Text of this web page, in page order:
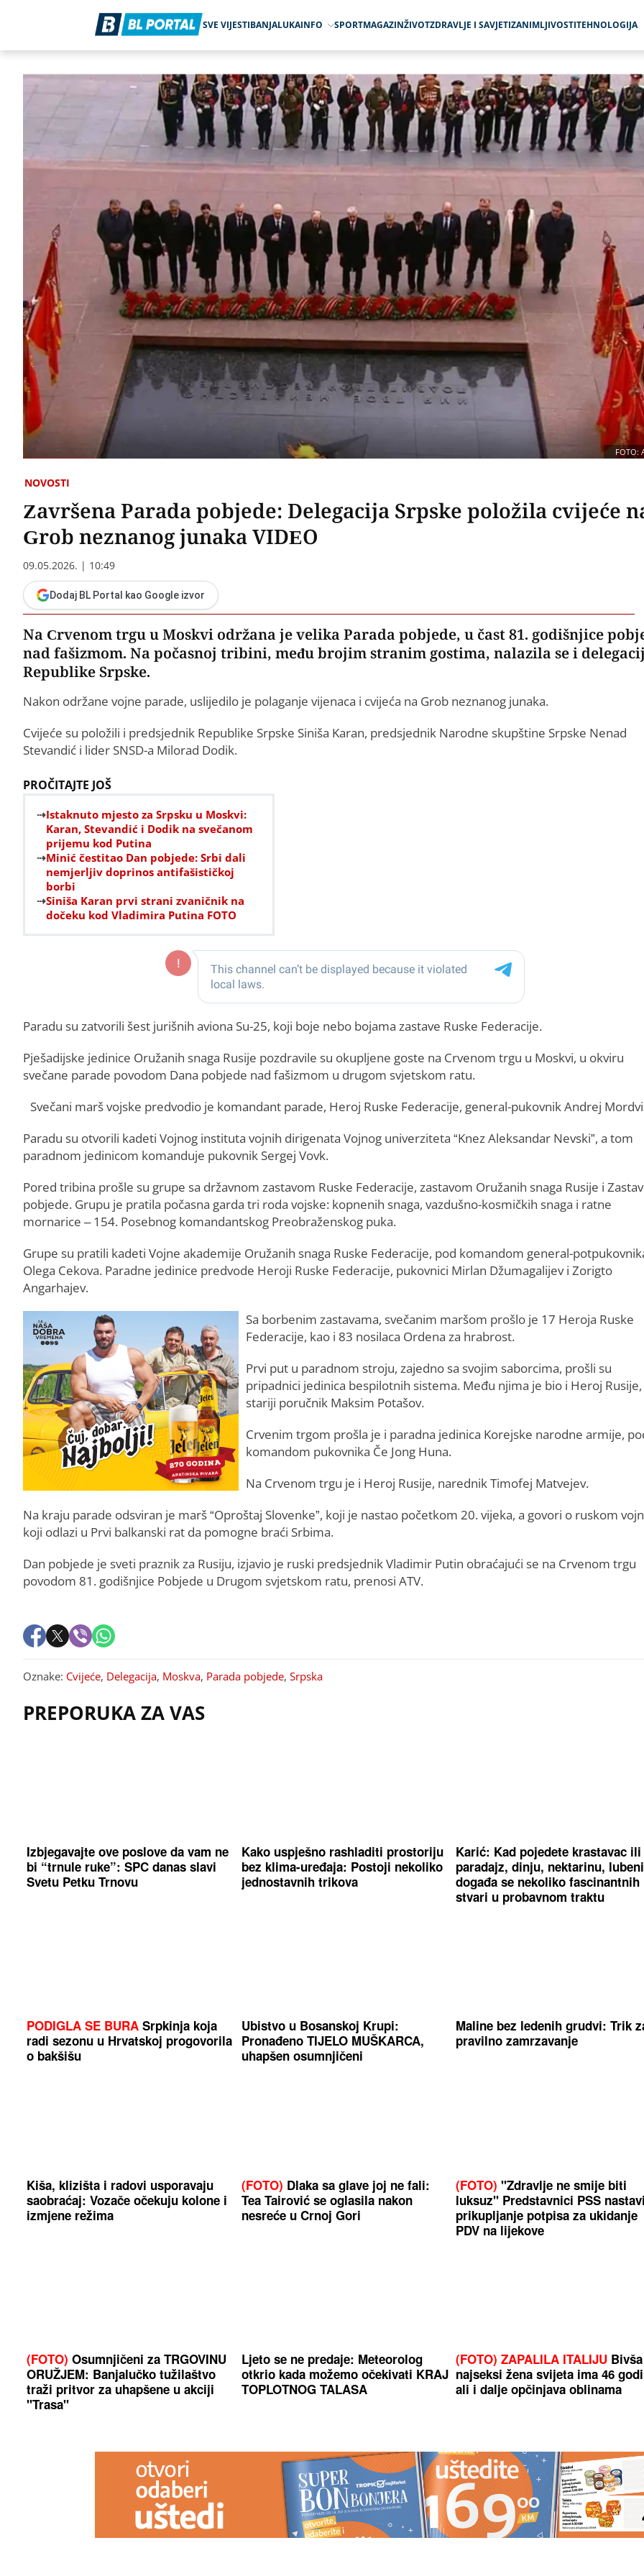
SVE VIJESTIBANJALUKAINFO SPORTMAGAZINŽIVOTZDRAVLJE I SAVJETIZANIMLJIVOSTITEHNOLOGIJA
FOTO:
NOVOSTI
Završena Parada pobjede: Delegacija Srpske položila cvijeće
Grob neznanog junaka VIDEO
09.05.2026. | 10:49
Dodaj BL Portal kao Google izvor
Na Crvenom trgu u Moskvi održana je velika Parada pobjede, u čast 81. godišnjice
nad fašizmom. Na počasnoj tribini, među brojim stranim gostima, nalazila se i
Republike Srpske.
Nakon održane vojne parade, uslijedilo je polaganje vijenaca i cvijeća na Grob neznanog junaka.
Cvijeće su položili i predsjednik Republike Srpske Siniša Karan, predsjednik Narodne skupštine Srpske Nenad
Stevandić i lider SNSD-a Milorad Dodik.
PROČITAJTE JOŠ
Istaknuto mjesto za Srpsku u Moskvi:
Karan, Stevandić i Dodik na svečanom
prijemu kod Putina
Minić čestitao Dan pobjede: Srbi dali
nemjerljiv doprinos antifašističkoj
borbi
Siniša Karan prvi strani zvaničnik na
dočeku kod Vladimira Putina FOTO
Paradu su zatvorili šest jurišnih aviona Su-25, koji boje nebo bojama zastave Ruske Federacije.
Pješadijske jedinice Oružanih snaga Rusije pozdravile su okupljene goste na Crvenom trgu u Moskvi, u okviru
svečane parade povodom Dana pobjede nad fašizmom u drugom svjetskom ratu.
Svečani marš vojske predvodio je komandant parade, Heroj Ruske Federacije, general-pukovnik Andrej
Paradu su otvorili kadeti Vojnog instituta vojnih dirigenata Vojnog univerziteta “Knez Aleksandar Nevski”, a tom
paradnom jedinicom komanduje pukovnik Sergej Vovk.
Pored tribina prošle su grupe sa državnom zastavom Ruske Federacije, zastavom Oružanih snaga Rusije i
pobjede. Grupu je pratila počasna garda tri roda vojske: kopnenih snaga, vazdušno-kosmičkih snaga i ratne
mornarice – 154. Posebnog komandantskog Preobraženskog puka.
Grupe su pratili kadeti Vojne akademije Oružanih snaga Ruske Federacije, pod komandom general-
Olega Cekova. Paradne jedinice predvode Heroji Ruske Federacije, pukovnici Mirlan Džumagalijev i Zorigto
Angarhajev.
Sa borbenim zastavama, svečanim maršom prošlo je 17 Heroja Ruske
Federacije, kao i 83 nosilaca Ordena za hrabrost.
Prvi put u paradnom stroju, zajedno sa svojim saborcima, prošli su
pripadnici jedinica bespilotnih sistema. Među njima je bio i Heroj Rusije,
stariji poručnik Maksim Potašov.
Crvenim trgom prošla je i paradna jedinica Korejske narodne armije,
komandom pukovnika Če Jong Huna.
Na Crvenom trgu je i Heroj Rusije, narednik Timofej Matvejev.
Na kraju parade odsviran je marš “Oproštaj Slovenke”, koji je nastao početkom 20. vijeka, a govori o ruskom
koji odlazi u Prvi balkanski rat da pomogne braći Srbima.
Dan pobjede je sveti praznik za Rusiju, izjavio je ruski predsjednik Vladimir Putin obraćajući se na Crvenom trgu
povodom 81. godišnjice Pobjede u Drugom svjetskom ratu, prenosi ATV.
Oznake: Cvijeće, Delegacija, Moskva, Parada pobjede, Srpska
PREPORUKA ZA VAS
Izbjegavajte ove poslove da vam ne
bi “trnule ruke”: SPC danas slavi
Svetu Petku Trnovu
Kako uspješno rashladiti prostoriju
bez klima-uređaja: Postoji nekoliko
jednostavnih trikova
Karić: Kad pojedete krastavac ili
paradajz, dinju, nektarinu,
događa se nekoliko fascinantnih
stvari u probavnom traktu
PODIGLA SE BURA Srpkinja koja
radi sezonu u Hrvatskoj progovorila
o bakšišu
Ubistvo u Bosanskoj Krupi:
Pronađeno TIJELO MUŠKARCA,
uhapšen osumnjičeni
Maline bez ledenih grudvi: Trik
pravilno zamrzavanje
Kiša, klizišta i radovi usporavaju
saobraćaj: Vozače očekuju kolone i
izmjene režima
(FOTO) Dlaka sa glave joj ne fali:
Tea Tairović se oglasila nakon
nesreće u Crnoj Gori
(FOTO) "Zdravlje ne smije biti
luksuz" Predstavnici PSS
prikupljanje potpisa za ukidanje
PDV na lijekove
(FOTO) Osumnjičeni za TRGOVINU
ORUŽJEM: Banjalučko tužilaštvo
traži pritvor za uhapšene u akciji
"Trasa"
Ljeto se ne predaje: Meteorolog
otkrio kada možemo očekivati KRAJ
TOPLOTNOG TALASA
(FOTO) ZAPALILA ITALIJU Bivša
najseksi žena svijeta ima 46
ali i dalje opčinjava oblinama